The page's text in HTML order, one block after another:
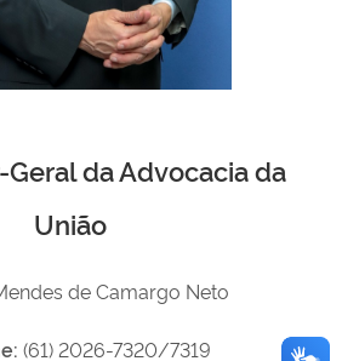
da Advocacia da
União
de Camargo Neto
(61) 2026-7320/7319